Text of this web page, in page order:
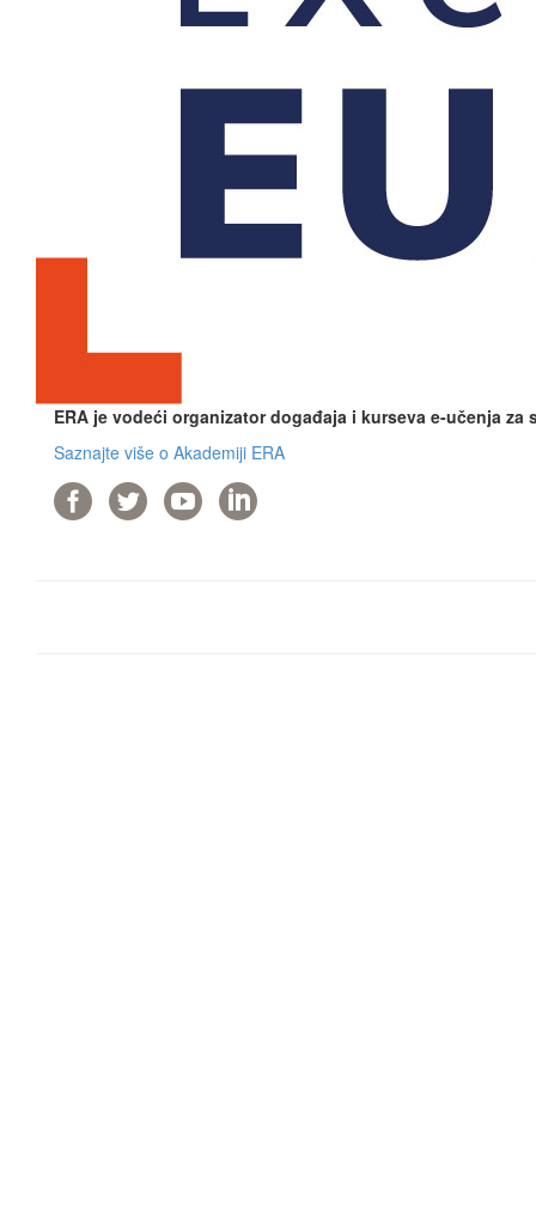
ERA je vodeći organizator događaja i kurseva e-učenja
Saznajte više o Akademiji ERA